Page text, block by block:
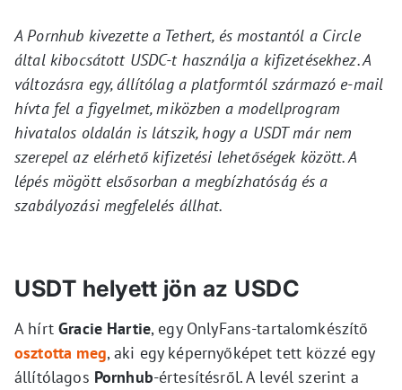
A Pornhub kivezette a Tethert, és mostantól a Circle
által kibocsátott USDC-t használja a kifizetésekhez. A
változásra egy, állítólag a platformtól származó e-mail
hívta fel a figyelmet, miközben a modellprogram
hivatalos oldalán is látszik, hogy a USDT már nem
szerepel az elérhető kifizetési lehetőségek között. A
lépés mögött elsősorban a megbízhatóság és a
szabályozási megfelelés állhat.
USDT helyett jön az USDC
A hírtGracie Hartie, egy OnlyFans-tartalomkészítő
osztotta meg, aki egy képernyőképet tett közzé egy
állítólagos Pornhub-értesítésről. A levél szerint a